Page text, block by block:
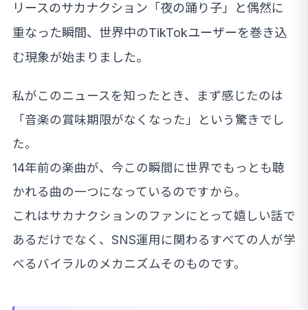
リースのサカナクション「夜の踊り子」と偶然に
重なった瞬間、世界中のTikTokユーザーを巻き込
む現象が始まりました。
私がこのニュースを知ったとき、まず感じたのは
「音楽の賞味期限がなくなった」という驚きでし
た。
14年前の楽曲が、今この瞬間に世界でもっとも聴
かれる曲の一つになっているのですから。
これはサカナクションのファンにとって嬉しい話で
あるだけでなく、SNS運用に関わるすべての人が学
べるバイラルのメカニズムそのものです。